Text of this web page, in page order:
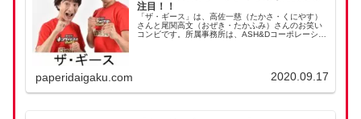
注目！！
「ザ・ギース」は、高佐一慈（たかさ・くにやす）
さんと尾関高文（おぜき・たかふみ）さんのお笑い
コンビです。所属事務所は、ASH&Dコーポレーショ
paperidaigaku.com 2020.09.17